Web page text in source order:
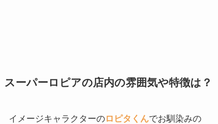
スーパーロピアの店内の雰囲気や特徴は？
イメージキャラクターのロピタくんでお馴染みの